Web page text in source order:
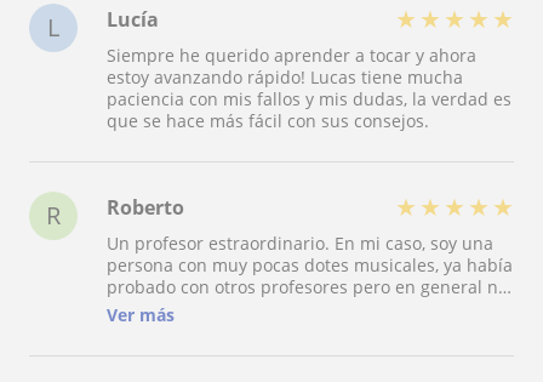
L Lucía ★ ★ ★ ★ ★
Siempre he querido aprender a tocar y ahora
estoy avanzando rápido! Lucas tiene mucha
paciencia con mis fallos y mis dudas, la verdad es
que se hace más fácil con sus consejos.
R Roberto ★ ★ ★ ★ ★
Un profesor estraordinario. En mi caso, soy una
persona con muy pocas dotes musicales, ya había
probado con otros profesores pero en general no
llegaba a ver grandes progresos. Sin embargo
identificar mis puntos débiles y proponer
Ver más